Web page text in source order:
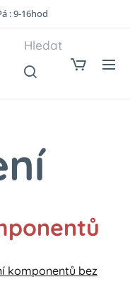
: 9-16hod
Hledat
komponentů bez